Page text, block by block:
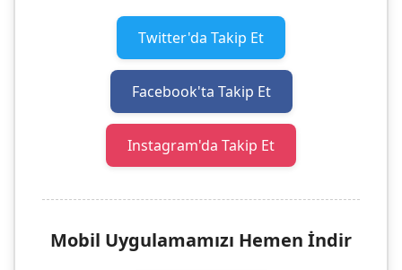
Twitter'da Takip Et
Facebook'ta Takip Et
Instagram'da Takip Et
Mobil Uygulamamızı Hemen İndir